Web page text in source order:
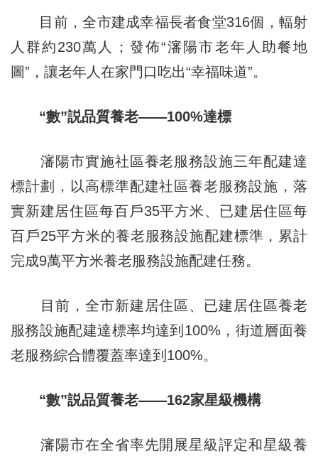
目前，全市建成幸福長者食堂316個，輻射
人群約230萬人；發佈“瀋陽市老年人助餐地
圖”，讓老年人在家門口吃出“幸福味道”。
“數”説品質養老——100%達標
瀋陽市實施社區養老服務設施三年配建達
標計劃，以高標準配建社區養老服務設施，落
實新建居住區每百戶35平方米、已建居住區每
百戶25平方米的養老服務設施配建標準，累計
完成9萬平方米養老服務設施配建任務。
目前，全市新建居住區、已建居住區養老
服務設施配建達標率均達到100%，街道層面養
老服務綜合體覆蓋率達到100%。
“數”説品質養老——162家星級機構
瀋陽市在全省率先開展星級評定和星級養